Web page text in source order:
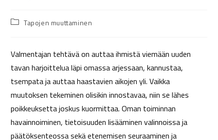
Tapojen muuttaminen
Valmentajan tehtävä on auttaa ihmistä viemään uuden
tavan harjoittelua läpi omassa arjessaan, kannustaa,
tsempata ja auttaa haastavien aikojen yli. Vaikka
muutoksen tekeminen olisikin innostavaa, niin se lähes
poikkeuksetta joskus kuormittaa. Oman toiminnan
havainnoiminen, tietoisuuden lisääminen valinnoissa ja
päätöksenteossa sekä etenemisen seuraaminen ja